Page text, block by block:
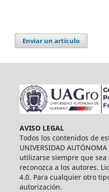
Enviar un artículo
AVISO LEGAL
Todos los contenidos de
UNIVERSIDAD
utilizarse siempre que
reconozca a los autores.
4.0. Para cualquier otro
autorización.